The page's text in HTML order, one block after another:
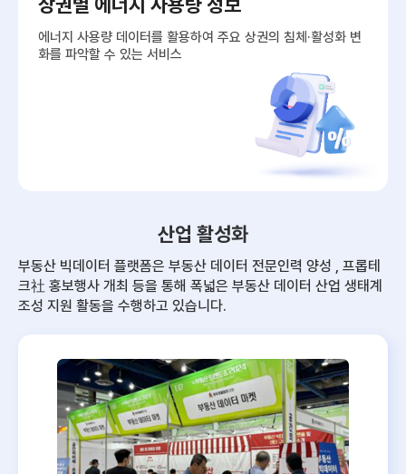
에너지 사용량 데이터를 활용하여 주요 상권의 침체·활성화 변
화를 파악할 수 있는 서비스
산업 활성화
부동산 빅데이터 플랫폼은 부동산 데이터 전문인력 양성 , 프롭테
크社 홍보행사 개최 등을 통해 폭넓은 부동산 데이터 산업 생태계
조성 지원 활동을 수행하고 있습니다.